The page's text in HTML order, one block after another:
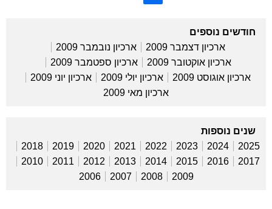
חודשים נוספים
ארכיון דצמבר 2009
ארכיון נובמבר 2009
ארכיון אוקטובר 2009
ארכיון ספטמבר 2009
ארכיון אוגוסט 2009
ארכיון יולי 2009
ארכיון יוני 2009
ארכיון מאי 2009
שנים נוספות
2025
2024
2023
2022
2021
2020
2019
2018
2017
2016
2015
2014
2013
2012
2011
2010
2009
2008
2007
2006